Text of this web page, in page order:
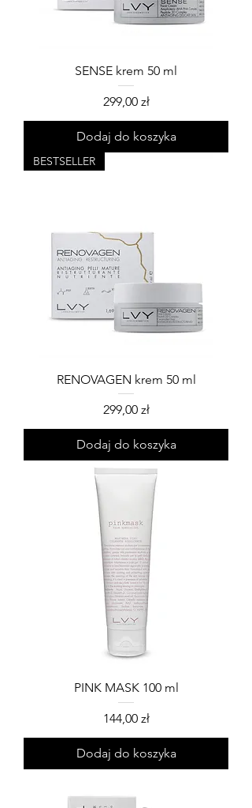
SENSE krem 50 ml
Cena
299,00 zł
Dodaj do koszyka
BESTSELLER
RENOVAGEN krem 50 ml
Cena
299,00 zł
Dodaj do koszyka
PINK MASK 100 ml
Cena
144,00 zł
Dodaj do koszyka